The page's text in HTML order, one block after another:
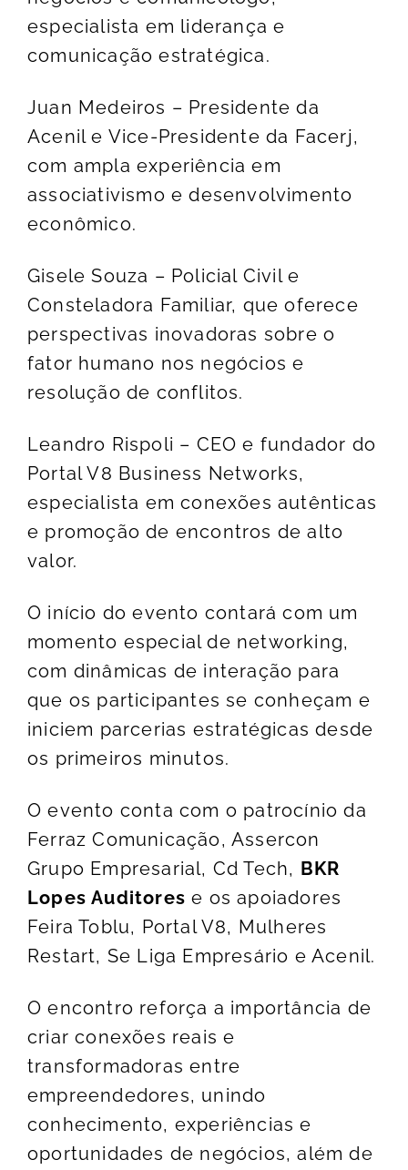
especialista em liderança e
comunicação estratégica.
Juan Medeiros – Presidente da
Acenil e Vice-Presidente da Facerj,
com ampla experiência em
associativismo e desenvolvimento
econômico.
Gisele Souza – Policial Civil e
Consteladora Familiar, que oferece
perspectivas inovadoras sobre o
fator humano nos negócios e
resolução de conflitos.
Leandro Rispoli – CEO e fundador do
Portal V8 Business Networks,
especialista em conexões autênticas
e promoção de encontros de alto
valor.
O início do evento contará com um
momento especial de networking,
com dinâmicas de interação para
que os participantes se conheçam e
iniciem parcerias estratégicas desde
os primeiros minutos.
O evento conta com o patrocínio da
Ferraz Comunicação, Assercon
Grupo Empresarial, Cd Tech, BKR
Lopes Auditores e os apoiadores
Feira Toblu, Portal V8, Mulheres
Restart, Se Liga Empresário e Acenil.
O encontro reforça a importância de
criar conexões reais e
transformadoras entre
empreendedores, unindo
conhecimento, experiências e
oportunidades de negócios, além de